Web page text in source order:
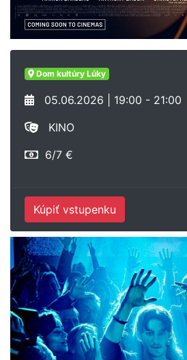
Dom kultúry Lúky
05.06.2026 | 19:00 - 21:00
KINO
6/7 €
Kúpiť vstupenku